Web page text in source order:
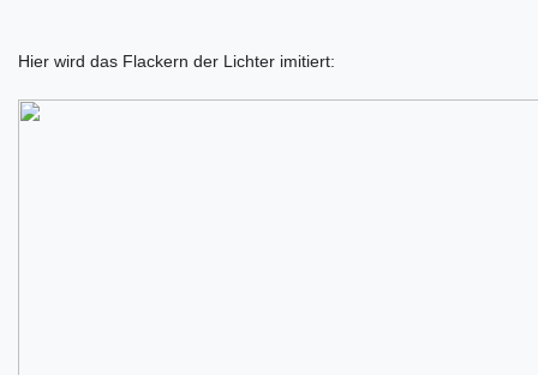
Hier wird das Flackern der Lichter imitiert: